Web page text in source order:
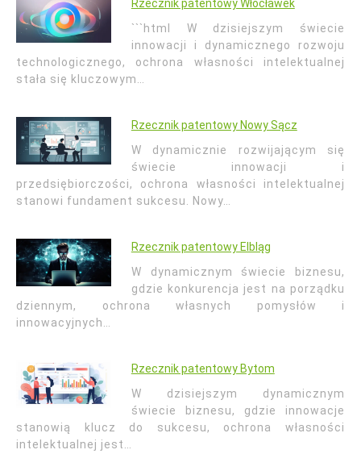
Rzecznik patentowy Włocławek
```html W dzisiejszym świecie
innowacji i dynamicznego rozwoju
technologicznego, ochrona własności intelektualnej
stała się kluczowym…
Rzecznik patentowy Nowy Sącz
W dynamicznie rozwijającym się
świecie innowacji i
przedsiębiorczości, ochrona własności intelektualnej
stanowi fundament sukcesu. Nowy…
Rzecznik patentowy Elbląg
W dynamicznym świecie biznesu,
gdzie konkurencja jest na porządku
dziennym, ochrona własnych pomysłów i
innowacyjnych…
Rzecznik patentowy Bytom
W dzisiejszym dynamicznym
świecie biznesu, gdzie innowacje
stanowią klucz do sukcesu, ochrona własności
intelektualnej jest…